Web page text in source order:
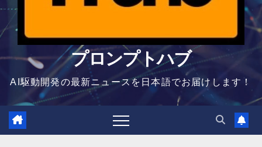
プロンプトハブ
AI駆動開発の最新ニュースを日本語でお届けします！